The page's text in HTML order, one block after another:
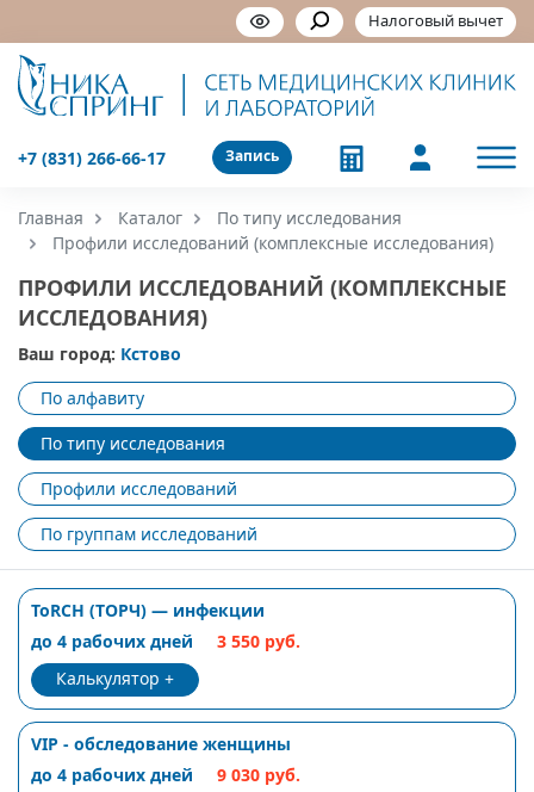
Налоговый вычет
Запись
+7 (831) 266-66-17
Главная Каталог
По типу исследования
Профили исследований (комплексные исследования)
ПРОФИЛИ ИССЛЕДОВАНИЙ (КОМПЛЕКСНЫЕ
ИССЛЕДОВАНИЯ)
Ваш город: Кстово
По алфавиту
По типу исследования
Профили исследований
По группам исследований
ToRCH (ТОРЧ) — инфекции
до 4 рабочих дней
3 550 руб.
Калькулятор
VIP - обследование женщины
до 4 рабочих дней
9 030 руб.